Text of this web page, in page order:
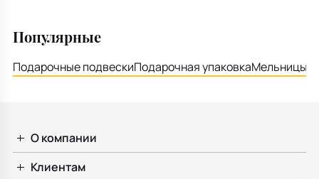
Популярные
Подарочные подвескиПодарочная упаковкаМельницы
О компании
Клиентам